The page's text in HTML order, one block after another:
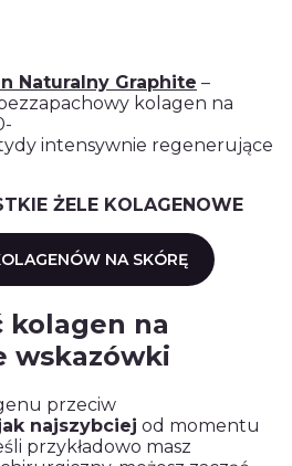
Naturalny Graphite –
kolagen na
intensywnie regenerujące
ŻELE KOLAGENOWE
NA SKÓRĘ
kolagen na
wskazówki
przeciw
najszybciej od momentu
przykładowo masz